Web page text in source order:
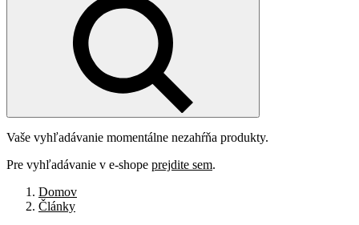
Vaše vyhľadávanie momentálne nezahŕňa produkty.
Pre vyhľadávanie v e-shope prejdite sem.
Domov
Články